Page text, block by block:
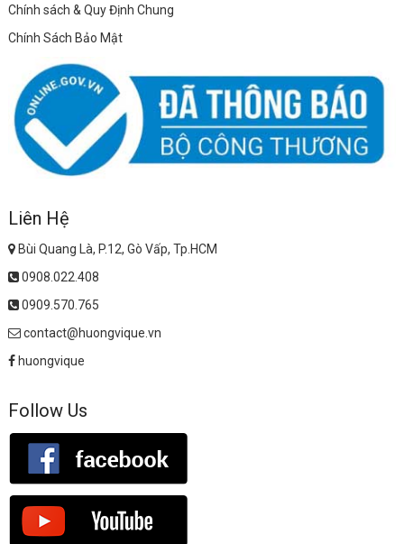
Chính sách & Quy Định Chung
Chính Sách Bảo Mật
Liên Hệ
Bùi Quang Là, P.12, Gò Vấp, Tp.HCM
0908.022.408
0909.570.765
contact@huongvique.vn
huongvique
Follow Us